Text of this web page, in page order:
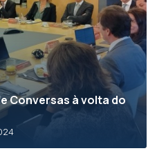
Conversas à volta do